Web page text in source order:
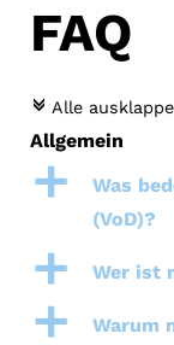
FAQ
c Alle
Allgemein
a
Was
(VoD)?
a Wer ist
a Warum